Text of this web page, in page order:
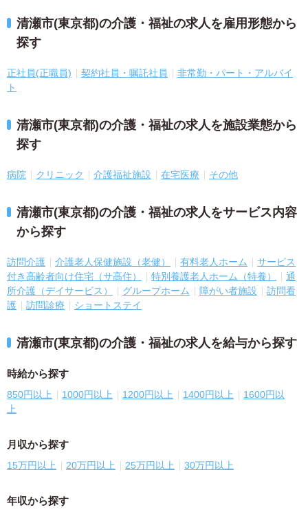
清瀬市(東京都)の介護・福祉の求人を雇用形態から
探す
正社員(正職員) 契約社員・嘱託社員
非常勤・パート・アルバイ
ト
清瀬市(東京都)の介護・福祉の求人を施設業態から
探す
病院 クリニック 介護福祉施設 在宅医療 その他
清瀬市(東京都)の介護・福祉の求人をサービス内容
から探す
訪問介護 介護老人保健施設（老健） 有料老人ホーム
サービス
付き高齢者向け住宅（サ高住）
特別養護老人ホーム（特養）
通
所介護（デイサービス）
グループホーム 障がい者施設
訪問看
護
訪問診療 ショートステイ
清瀬市(東京都)の介護・福祉の求人を給与から探す
時給から探す
850円以上 1000円以上 1200円以上 1400円以上
1600円以
上
月収から探す
15万円以上 20万円以上 25万円以上 30万円以上
年収から探す